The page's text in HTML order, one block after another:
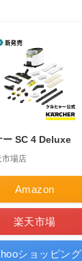
ー SC 4 Deluxe
市場店
Amazon
楽天市場
ショッピング